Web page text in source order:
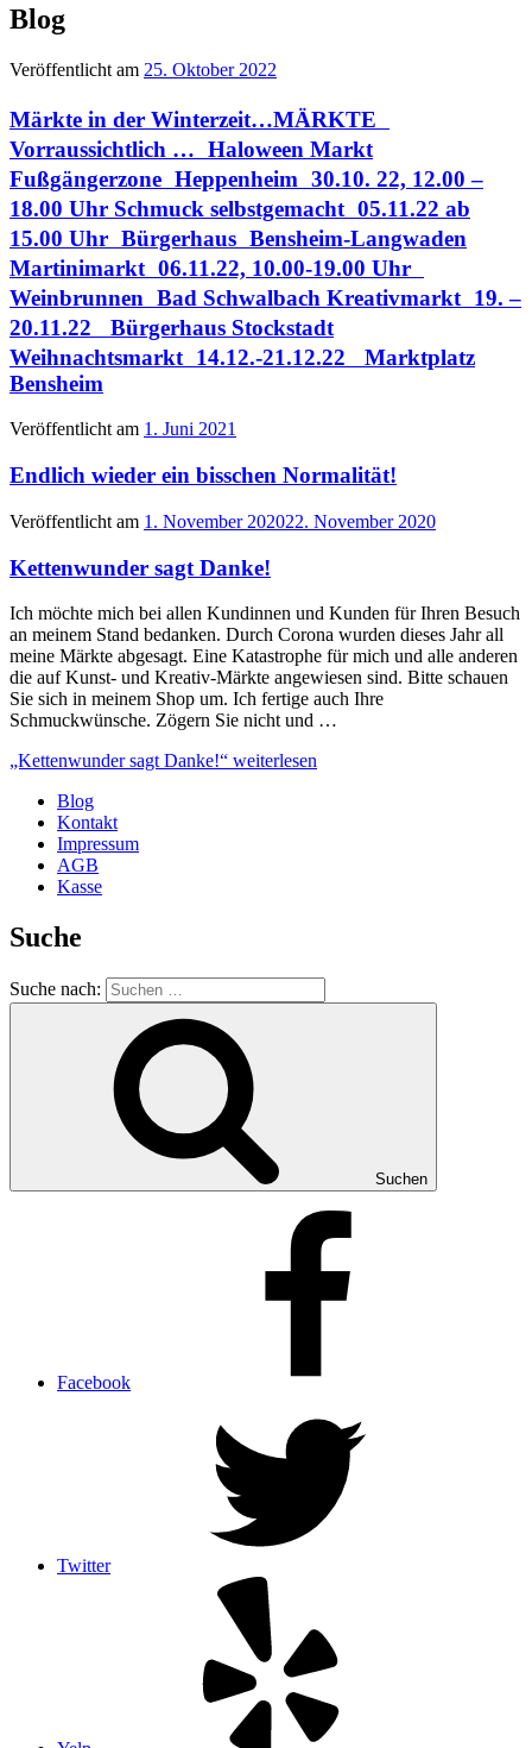
Blog
Veröffentlicht am 25. Oktober 2022
Märkte in der Winterzeit…MÄRKTE
Vorraussichtlich … Haloween Markt
Fußgängerzone Heppenheim 30.10. 22, 12.00 –
18.00 Uhr Schmuck selbstgemacht 05.11.22 ab
15.00 Uhr Bürgerhaus Bensheim-Langwaden
Martinimarkt 06.11.22, 10.00-19.00 Uhr
Weinbrunnen Bad Schwalbach Kreativmarkt 19. –
20.11.22 Bürgerhaus Stockstadt
Weihnachtsmarkt 14.12.-21.12.22 Marktplatz
Bensheim
Veröffentlicht am 1. Juni 2021
Endlich wieder ein bisschen Normalität!
Veröffentlicht am 1. November 202022. November 2020
Kettenwunder sagt Danke!
Ich möchte mich bei allen Kundinnen und Kunden für Ihren Besuch
an meinem Stand bedanken. Durch Corona wurden dieses Jahr all
meine Märkte abgesagt. Eine Katastrophe für mich und alle anderen
die auf Kunst- und Kreativ-Märkte angewiesen sind. Bitte schauen
Sie sich in meinem Shop um. Ich fertige auch Ihre
Schmuckwünsche. Zögern Sie nicht und …
„Kettenwunder sagt Danke!“ weiterlesen
Blog
Kontakt
Impressum
AGB
Kasse
Suche
Suche nach:
Suchen
Facebook
Twitter